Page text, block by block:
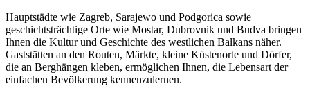
Hauptstädte wie Zagreb, Sarajewo und Podgorica sowie
geschichtsträchtige Orte wie Mostar, Dubrovnik und Budva bringen
Ihnen die Kultur und Geschichte des westlichen Balkans näher.
Gaststätten an den Routen, Märkte, kleine Küstenorte und Dörfer,
die an Berghängen kleben, ermöglichen Ihnen, die Lebensart der
einfachen Bevölkerung kennenzulernen.